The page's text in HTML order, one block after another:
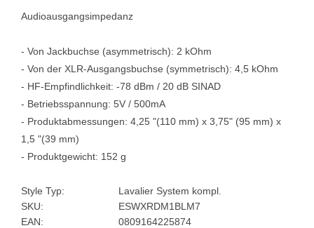
Audioausgangsimpedanz
- Von Jackbuchse (asymmetrisch): 2 kOhm
- Von der XLR-Ausgangsbuchse (symmetrisch): 4,5 kOhm
- HF-Empfindlichkeit: -78 dBm / 20 dB SINAD
- Betriebsspannung: 5V / 500mA
- Produktabmessungen: 4,25 "(110 mm) x 3,75" (95 mm) x
1,5 "(39 mm)
- Produktgewicht: 152 g
Style Typ:
Lavalier System kompl.
SKU:
ESWXRDM1BLM7
EAN:
0809164225874